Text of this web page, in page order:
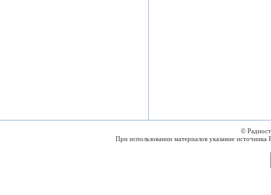
©
При использовании материалов указание